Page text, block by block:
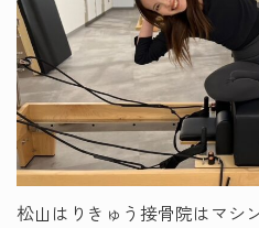
松山はりきゅう接骨院はマシ